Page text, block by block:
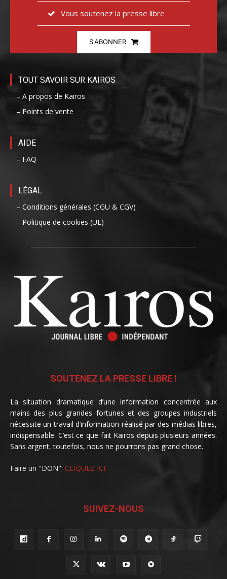
Vous soutenez la presse libre
S'ABONNER
TOUT SAVOIR SUR KAIROS
– A propos de Kairos
– Points de vente
AIDE
– FAQ
LÉGAL
– Conditions générales (CGU & CGV)
– Politique de cookies (UE)
SOUTENEZ LA PRESSE LIBRE !
La situation dramatique d’une information concentrée aux
mains des plus grandes fortunes et des groupes industriels
nécessite un travail d’information réalisé par des médias libres,
indispensable. C’est ce que fait Kairos depuis plusieurs années.
Sans argent, toutefois, nous ne pourrons pas grand chose.
Faire un "DON": CLIQUEZ ICI
SUIVEZ-NOUS